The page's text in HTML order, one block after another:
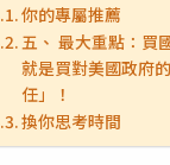
你的專屬推薦
五、 最大重點：買
就是買對美國政府
任」！
換你思考時間